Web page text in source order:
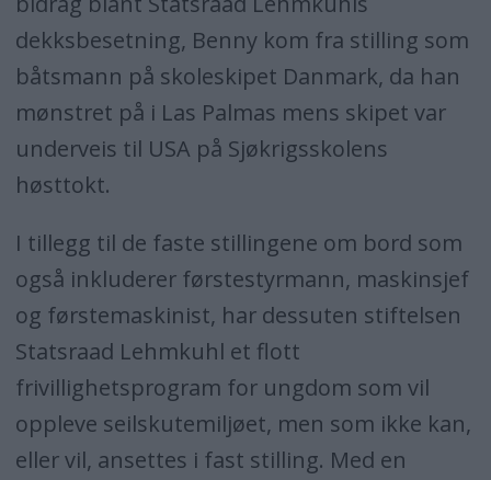
dekksbesetning, Benny kom fra stilling som
båtsmann på skoleskipet Danmark, da han
mønstret på i Las Palmas mens skipet var
underveis til USA på Sjøkrigsskolens
høsttokt.
I tillegg til de faste stillingene om bord som
også inkluderer førstestyrmann, maskinsjef
og førstemaskinist, har dessuten stiftelsen
Statsraad Lehmkuhl et flott
frivillighetsprogram for ungdom som vil
oppleve seilskutemiljøet, men som ikke kan,
eller vil, ansettes i fast stilling. Med en